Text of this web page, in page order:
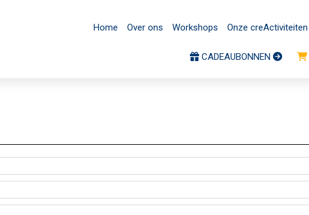
Home Over ons Workshops Onze creActiviteiten
CADEAUBONNEN